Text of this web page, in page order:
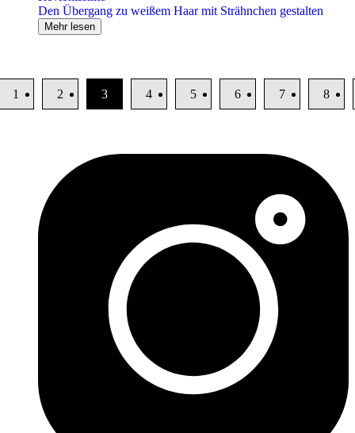
Den Übergang zu weißem Haar mit Strähnchen gestalten
Mehr lesen
1 2 3 4 5 6 7 8